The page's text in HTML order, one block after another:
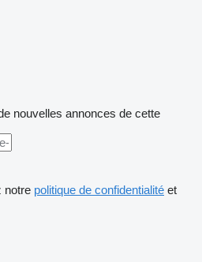
nouvelles annonces de cette
notre politique de confidentialité et